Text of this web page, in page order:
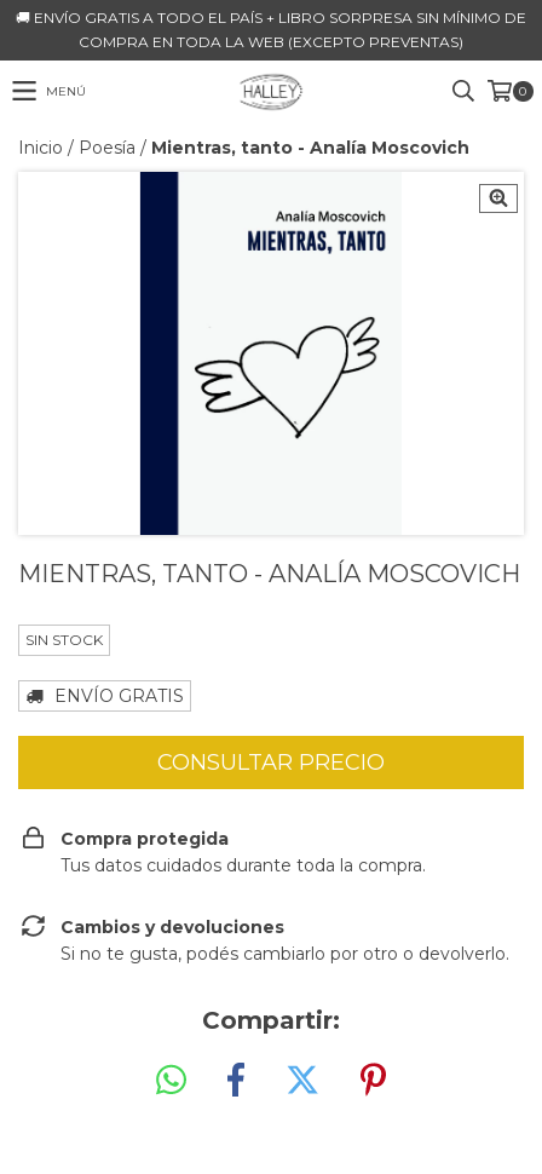
🚚 ENVÍO GRATIS A TODO EL PAÍS + LIBRO SORPRESA SIN MÍNIMO DE
COMPRA EN TODA LA WEB (EXCEPTO PREVENTAS)
MENÚ 0
Inicio / Poesía / Mientras, tanto - Analía Moscovich
MIENTRAS, TANTO - ANALÍA MOSCOVICH
SIN STOCK
ENVÍO GRATIS
Compra protegida
Tus datos cuidados durante toda la compra.
Cambios y devoluciones
Si no te gusta, podés cambiarlo por otro o devolverlo.
Compartir: